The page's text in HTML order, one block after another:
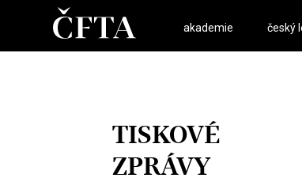
akademie český
TISKOVÉ
ZPRÁVY